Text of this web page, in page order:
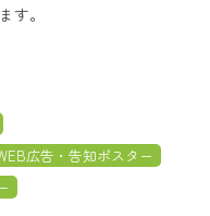
す。
広告・告知ポスター